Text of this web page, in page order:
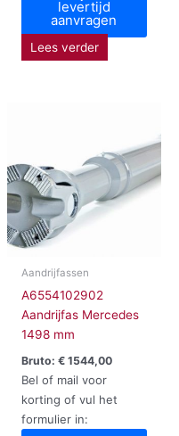
levertijd
aanvragen
Lees verder
Aandrijfassen
A6554102902
Aandrijfas Mercedes
1498 mm
Bruto: €1544,00
Bel of mail voor
korting of vul het
formulier in: